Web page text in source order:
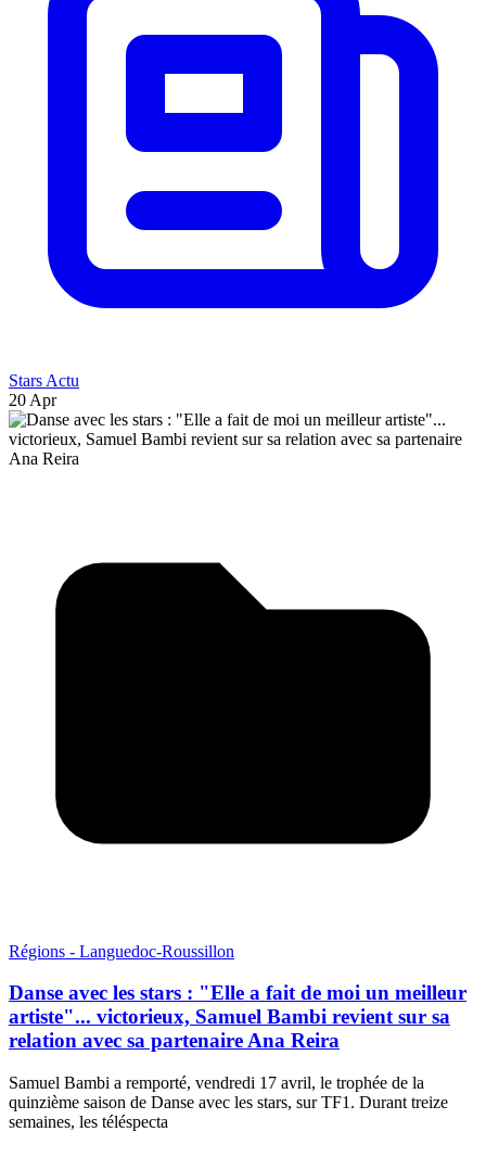
Stars Actu
20 Apr
Régions - Languedoc-Roussillon
Danse avec les stars : "Elle a fait de moi un meilleur
artiste"... victorieux, Samuel Bambi revient sur sa
relation avec sa partenaire Ana Reira
Samuel Bambi a remporté, vendredi 17 avril, le trophée de la
quinzième saison de Danse avec les stars, sur TF1. Durant treize
semaines, les téléspecta